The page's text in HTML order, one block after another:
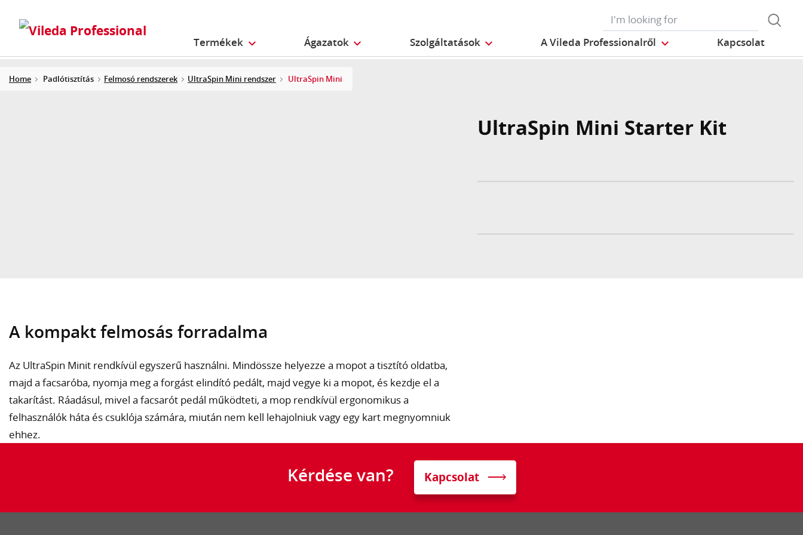
Termékek Ágazatok Szolgáltatások A Vileda Professionalről Kapcsolat
Home Padlótisztítás Felmosó rendszerek UltraSpin Mini rendszer UltraSpin Mini
UltraSpin Mini Starter Kit
A kompakt felmosás forradalma
Az UltraSpin Minit rendkívül egyszerű használni. Mindössze helyezze a mopot a tisztító oldatba,
majd a facsaróba, nyomja meg a forgást elindító pedált, majd vegye ki a mopot, és kezdje el a
takarítást. Ráadásul, mivel a facsarót pedál működteti, a mop rendkívül ergonomikus a
felhasználók háta és csuklója számára, miután nem kell lehajolniuk vagy egy kart megnyomniuk
ehhez.
Kérdése van? Kapcsolat